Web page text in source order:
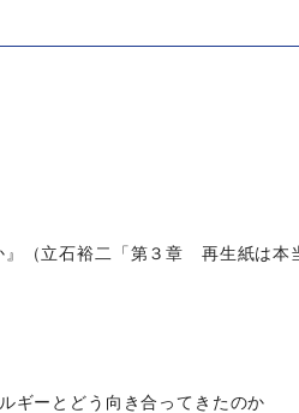
』（立石裕二「第３章 再生紙は
ギーとどう向き合ってきたのか